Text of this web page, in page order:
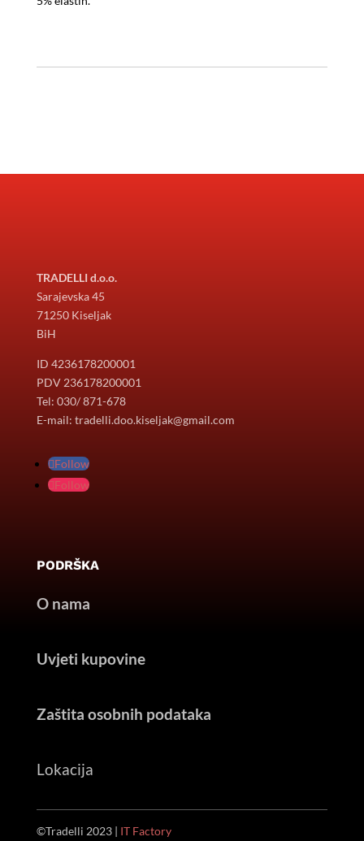
TRADELLI d.o.o.
Sarajevska 45
71250 Kiseljak
BiH
ID 4236178200001
PDV 236178200001
Tel: 030/ 871-678
E-mail: tradelli.doo.kiseljak@gmail.com
Follow
Follow
PODRŠKA
O nama
Uvjeti kupovine
Zaštita osobnih podataka
Lokacija
©Tradelli 2023 | IT Factory